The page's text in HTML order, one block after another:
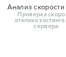
Анализ скорости
Проверка
отклика
сервера